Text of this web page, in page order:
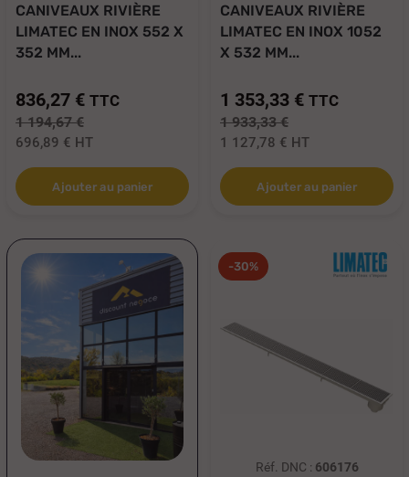
CANIVEAUX RIVIÈRE
LIMATEC EN INOX 552 X
352 MM...
836,27 € TTC
1 194,67 €
696,89 € HT
Ajouter au panier
CANIVEAUX RIVIÈRE
LIMATEC EN INOX 1052
X 532 MM...
1 353,33 € TTC
1 933,33 €
1 127,78 € HT
Ajouter au panier
-30%
Réf. DNC : 606176